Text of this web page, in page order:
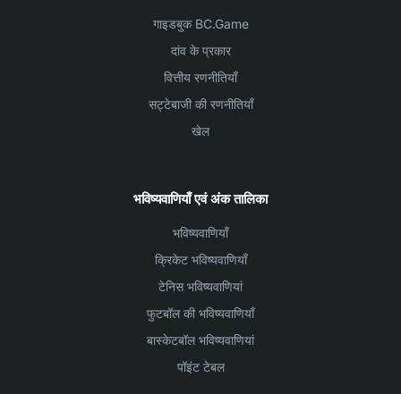
गाइडबुक BC.Game
दांव के प्रकार
वित्तीय रणनीतियाँ
सट्टेबाजी की रणनीतियाँ
खेल
भविष्यवाणियाँ एवं अंक तालिका
भविष्यवाणियाँ
क्रिकेट भविष्यवाणियाँ
टेनिस भविष्यवाणियां
फुटबॉल की भविष्यवाणियाँ
बास्केटबॉल भविष्यवाणियां
पॉइंट टेबल